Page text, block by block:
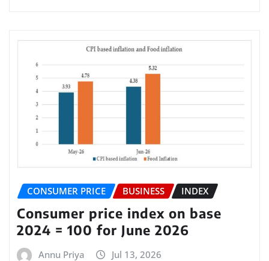
CONSUMER PRICE BUSINESS INDEX
Consumer price index on base
2024 = 100 for June 2026
Annu Priya Jul 13, 2026